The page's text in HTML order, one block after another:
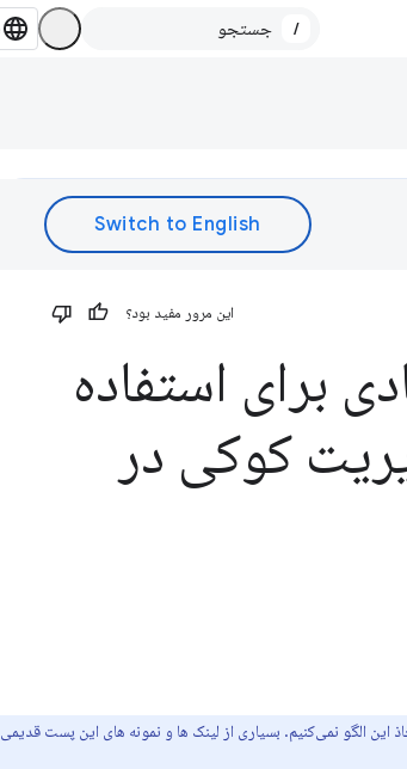
/
این مرور مفید بود؟
برای استفاده
کوکی در
این الگو نمی‌کنیم. بسیاری از لینک ها و نمونه های این پست قدیمی